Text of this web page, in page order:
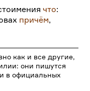
что:
причём,
как и все другие,
они пишутся
в официальных